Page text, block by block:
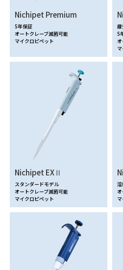
Nichipet Premium
5年保証
オートクレーブ滅菌可能
マイクロピペット
5
Nichipet EXⅡ
スタンダードモデル
オートクレーブ滅菌可能
マイクロピペット